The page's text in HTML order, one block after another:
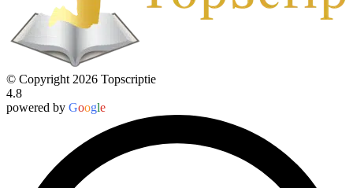
© Copyright 2026 Topscriptie
4.8
powered by Google